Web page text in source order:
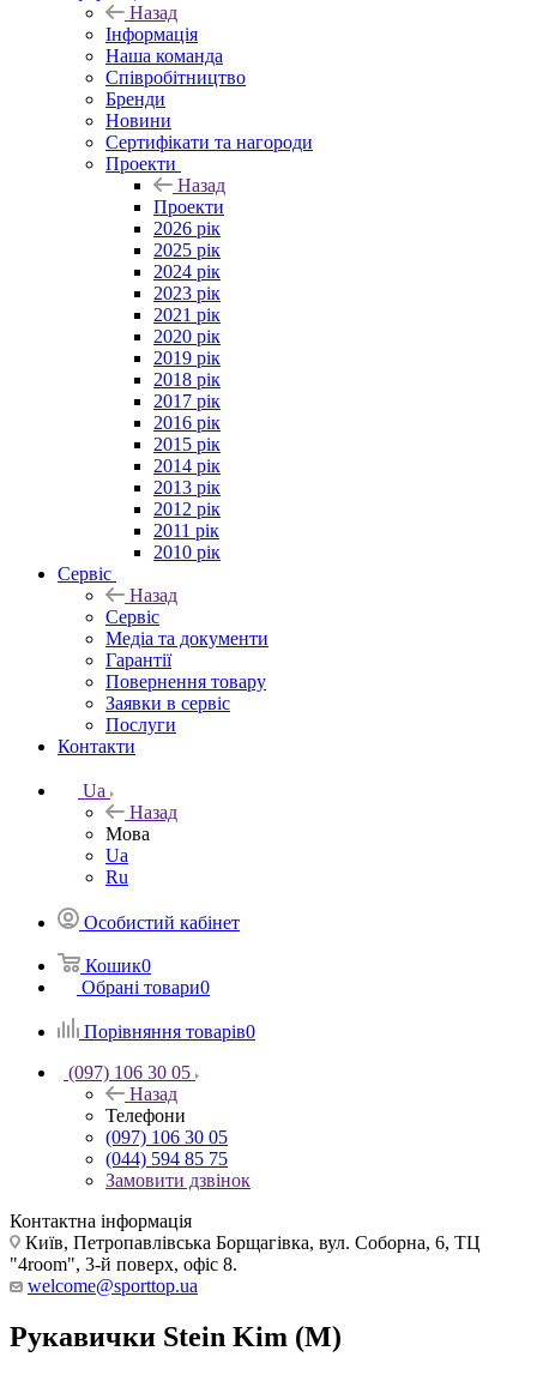
Назад
Інформація
Наша команда
Співробітництво
Бренди
Новини
Сертифікати та нагороди
Проекти
Назад
Проекти
2026 рік
2025 рік
2024 рік
2023 рік
2021 рік
2020 рік
2019 рік
2018 рік
2017 рік
2016 рік
2015 рік
2014 рік
2013 рік
2012 рік
2011 рік
2010 рік
Сервіс
Назад
Сервіс
Медіа та документи
Гарантії
Повернення товару
Заявки в сервіс
Послуги
Контакти
Ua
Назад
Мова
Ua
Ru
Особистий кабінет
Кошик0
Обрані товари0
Порівняння товарів0
(097) 106 30 05
Назад
Телефони
(097) 106 30 05
(044) 594 85 75
Замовити дзвінок
Контактна інформація
Київ, Петропавлівська Борщагівка, вул. Соборна, 6, ТЦ
"4room", 3-й поверх, офіс 8.
welcome@sporttop.ua
Рукавички Stein Kim (M)